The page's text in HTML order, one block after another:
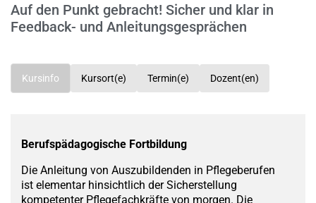
Auf den Punkt gebracht! Sicher und klar in
Feedback- und Anleitungsgesprächen
Kursinfo Kursort(e) Termin(e) Dozent(en)
Berufspädagogische Fortbildung
Die Anleitung von Auszubildenden in Pflegeberufen
ist elementar hinsichtlich der Sicherstellung
kompetenter Pflegefachkräfte von morgen. Die